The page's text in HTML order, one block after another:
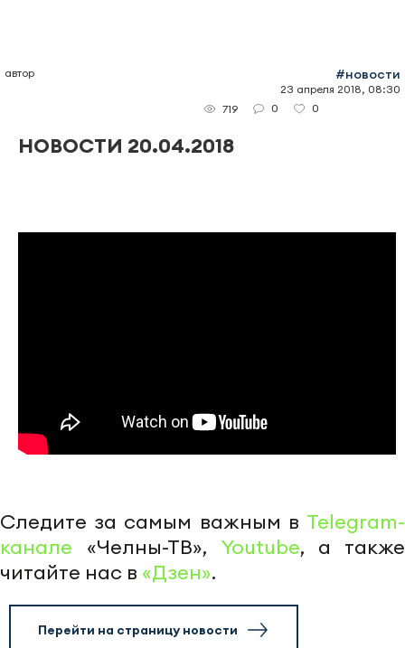
автор #новости
23 апреля 2018, 08:30
719
0 0
НОВОСТИ 20.04.2018
Следите за самым важным в Telegram-
канале «Челны-ТВ», Youtube, а также
читайте нас в «Дзен».
Перейти на страницу новости